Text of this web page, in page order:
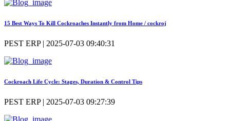
15 Best Ways To Kill Cockroaches Instantly from Home / cockroj
PEST ERP | 2025-07-03 09:40:31
Cockroach Life Cycle: Stages, Duration & Control Tips
PEST ERP | 2025-07-03 09:27:39